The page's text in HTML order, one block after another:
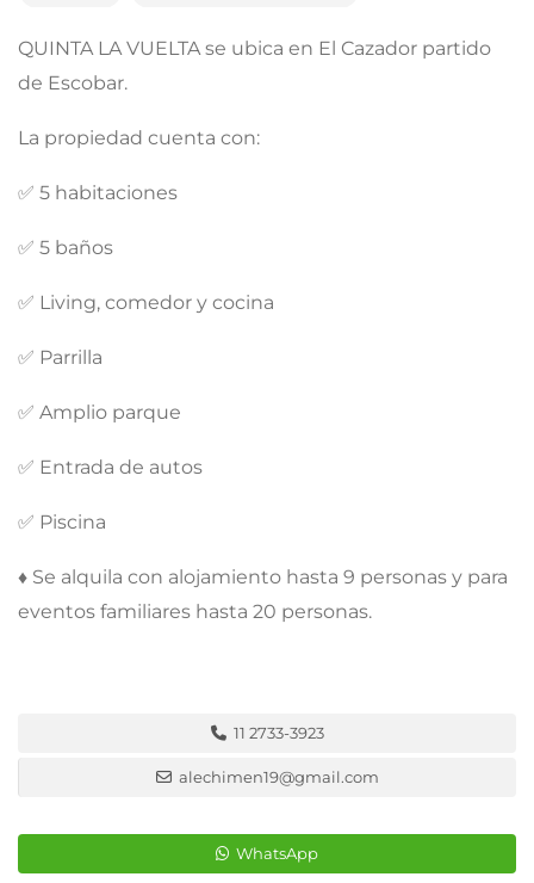
QUINTA LA VUELTA se ubica en El Cazador partido
de Escobar.
La propiedad cuenta con:
✅️ 5 habitaciones
✅️ 5 baños
✅️ Living, comedor y cocina
✅️ Parrilla
✅️ Amplio parque
✅️ Entrada de autos
✅️ Piscina
♦️ Se alquila con alojamiento hasta 9 personas y para
eventos familiares hasta 20 personas.
11 2733-3923
alechimen19@gmail.com
WhatsApp